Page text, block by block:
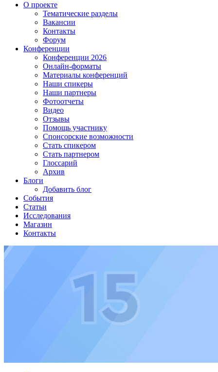
О проекте
Тематические разделы
Вакансии
Контакты
Форум
Конференции
Конференции 2026
Онлайн-форматы
Материалы конференций
Наши спикеры
Наши партнеры
Фотоотчеты
Видео
Отзывы
Помощь участнику
Спонсорские возможности
Стать спикером
Стать партнером
Глоссарий
Архив
Блоги
Добавить блог
События
Статьи
Исследования
Магазин
Контакты